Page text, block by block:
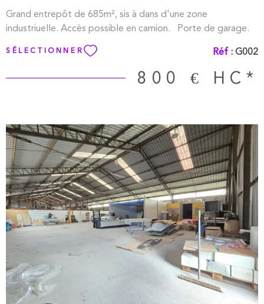
Grand entrepôt de 685m², sis à dans d'une zone
industriuelle. Accès possible en camion. Porte de garage.
SÉLECTIONNER Réf : G002
800 € HC*
VOIR LE BIEN